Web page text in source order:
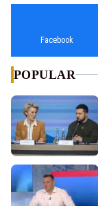
Facebook
POPULAR